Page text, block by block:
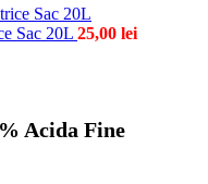
Sac 20L 25,00 lei
Acida Fine